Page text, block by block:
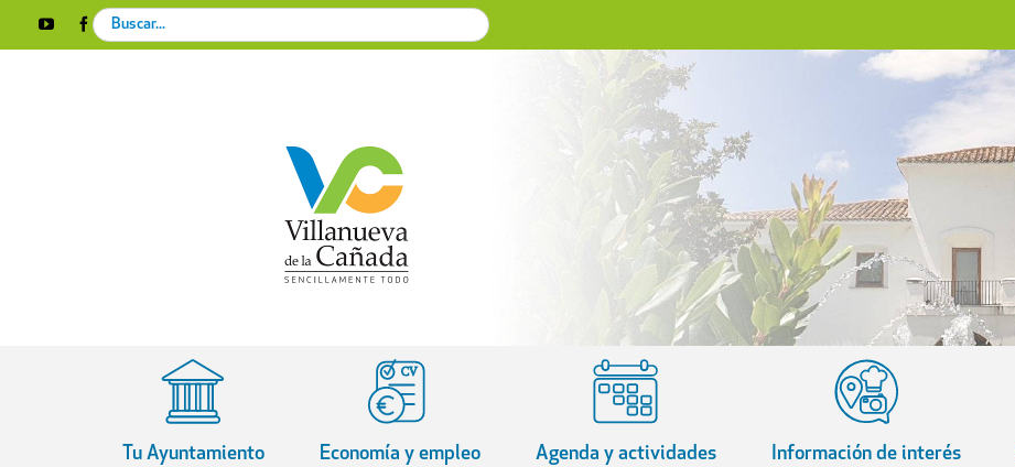
YouTubeFacebookInstagram
X
Search
for:
Tu Ayuntamiento Economía y empleo Agenda y actividades Información de interés